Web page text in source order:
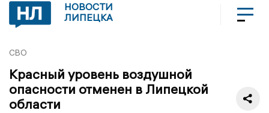
НОВОСТИ
ЛИПЕЦКА
СВО
Красный уровень воздушной
опасности отменен в Липецкой
области